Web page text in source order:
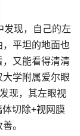
发现，自己的左
，平坦的地面也
又能看得清清
学附属爱尔眼
现，其左眼视
切除+视网膜
。